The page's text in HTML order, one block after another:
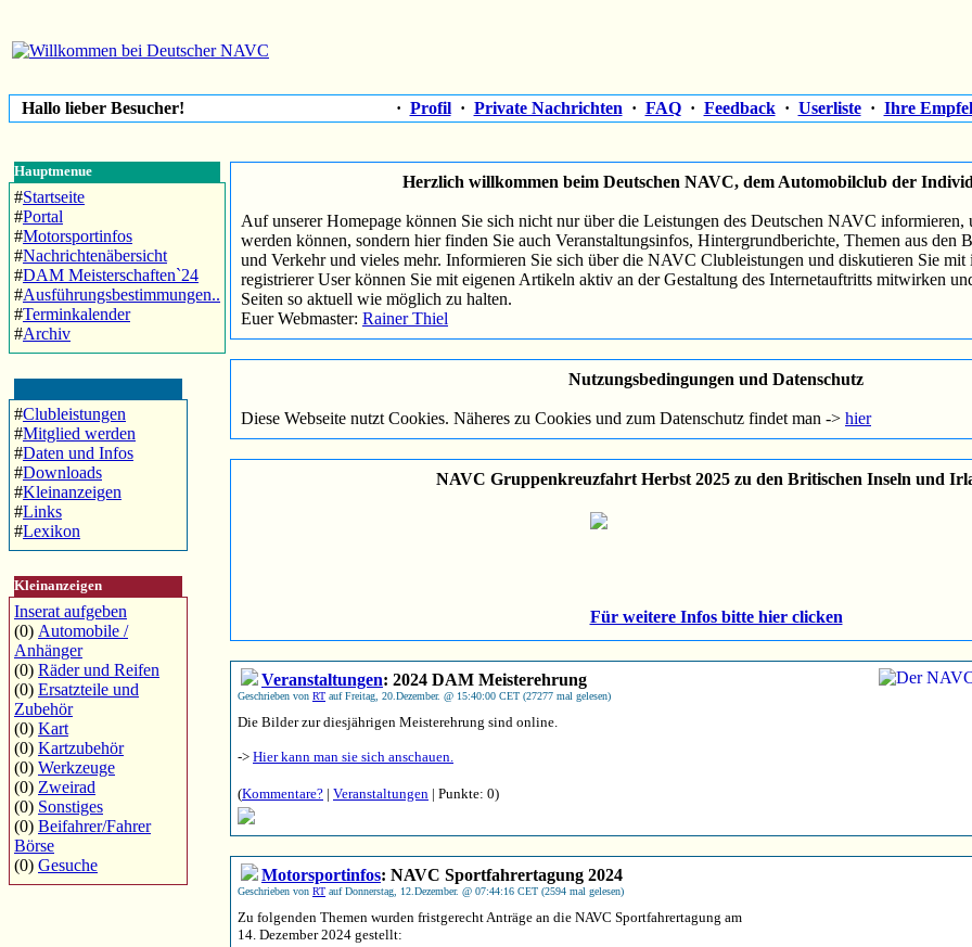
Hallo lieber Besucher! · Profil· Private Nachrichten · FAQ· Feedback· Userliste· Ihre
Hauptmenue
#Startseite
#Portal
#Motorsportinfos
#Nachrichtenäbersicht
#DAM Meisterschaften`24
#Ausführungsbestimmungen..
#Terminkalender
#Archiv
#Clubleistungen
#Mitglied werden
#Daten und Infos
#Downloads
#Kleinanzeigen
#Links
#Lexikon
Kleinanzeigen
Inserat aufgeben
(0) Automobile /
Anhänger
(0) Räder und Reifen
(0) Ersatzteile und
Zubehör
(0) Kart
(0) Kartzubehör
(0) Werkzeuge
(0) Zweirad
(0) Sonstiges
(0) Beifahrer/Fahrer
Börse
(0) Gesuche
Herzlich willkommen beim Deutschen NAVC, dem Automobilclub der
Auf unserer Homepage können Sie sich nicht nur über die Leistungen des Deutschen NAVC
werden können, sondern hier finden Sie auch Veranstaltungsinfos, Hintergrundberichte, Themen aus den
und Verkehr und vieles mehr. Informieren Sie sich über die NAVC Clubleistungen und diskutieren Sie mit
registrierer User können Sie mit eigenen Artikeln aktiv an der Gestaltung des Internetauftritts mitwirken
Seiten so aktuell wie möglich zu halten.
Euer Webmaster: Rainer Thiel
Nutzungsbedingungen und Datenschutz
Diese Webseite nutzt Cookies. Näheres zu Cookies und zum Datenschutz findet man -> hier
NAVC Gruppenkreuzfahrt Herbst 2025 zu den Britischen Inseln und
Für weitere Infos bitte hier clicken
Veranstaltungen: 2024 DAM Meisterehrung
Geschrieben von RT auf Freitag, 20.Dezember. @ 15:40:00 CET (27277 mal gelesen)
Die Bilder zur diesjährigen Meisterehrung sind online.
-> Hier kann man sie sich anschauen.
(Kommentare? | Veranstaltungen | Punkte: 0)
Motorsportinfos: NAVC Sportfahrertagung 2024
Geschrieben von RT auf Donnerstag, 12.Dezember. @ 07:44:16 CET (2594 mal gelesen)
Zu folgenden Themen wurden fristgerecht Anträge an die NAVC Sportfahrertagung am
14. Dezember 2024 gestellt: